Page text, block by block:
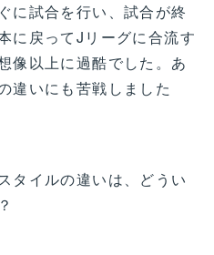
に試合を行い、試合が終
に戻ってJリーグに合流す
像以上に過酷でした。あ
違いにも苦戦しました
タイルの違いは、どうい